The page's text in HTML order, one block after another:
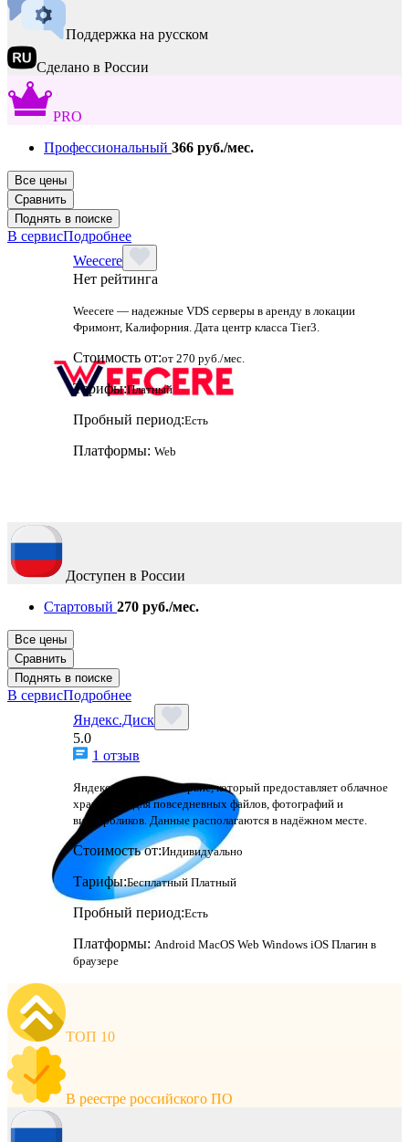
Поддержка на русском
Сделано в России
PRO
Профессиональный 366 руб./мес.
Все цены
Сравнить
Поднять в поиске
В сервисПодробнее
Weecere
Нет рейтинга
Weecere — надежные VDS серверы в аренду в локации
Фримонт, Калифорния. Дата центр класса Tier3.
Стоимость от:от 270 руб./мес.
Тарифы:Платный
Пробный период:Есть
Платформы: Web
Доступен в России
Стартовый 270 руб./мес.
Все цены
Сравнить
Поднять в поиске
В сервисПодробнее
Яндекс.Диск
5.0
1 отзыв
Яндекс Диск — это сервис, который предоставляет облачное
хранилище для повседневных файлов, фотографий и
видеороликов. Данные располагаются в надёжном месте.
Стоимость от:Индивидуально
Тарифы:Бесплатный Платный
Пробный период:Есть
Платформы: Android MacOS Web Windows iOS Плагин в
браузере
ТОП 10
В реестре российского ПО